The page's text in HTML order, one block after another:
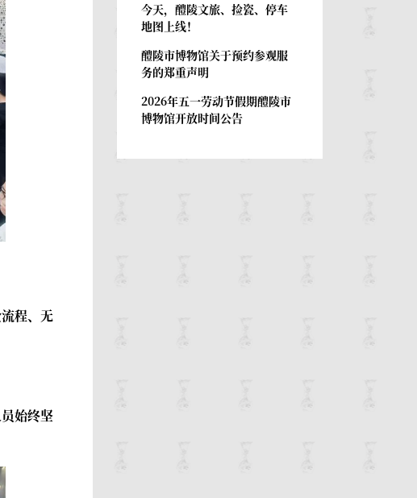
程、无
始终坚
今天，醴陵文旅、捡瓷、停车
地图上线！
醴陵市博物馆关于预约参观服
务的郑重声明
2026年五一劳动节假期醴陵市
博物馆开放时间公告